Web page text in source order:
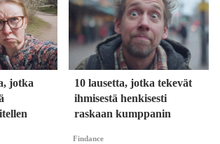
jotka
10 lausetta, jotka tekevät
ihmisestä henkisesti
raskaan kumppanin
Findance